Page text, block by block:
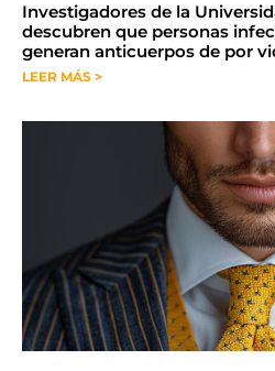
Investigadores de la
descubren que personas
generan anticuerpos de por
LEER MÁS >